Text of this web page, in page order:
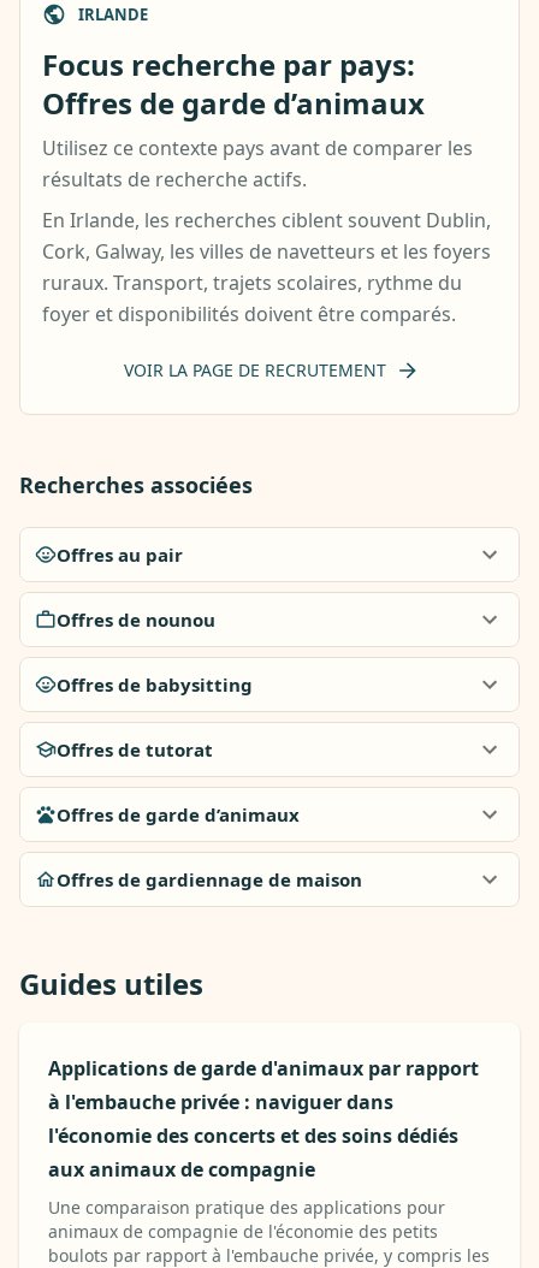
IRLANDE
Focus recherche par pays:
Offres de garde d’animaux
Utilisez ce contexte pays avant de comparer les
résultats de recherche actifs.
En Irlande, les recherches ciblent souvent Dublin,
Cork, Galway, les villes de navetteurs et les foyers
ruraux. Transport, trajets scolaires, rythme du
foyer et disponibilités doivent être comparés.
VOIR LA PAGE DE RECRUTEMENT
Recherches associées
Offres au pair
Offres de nounou
Offres de babysitting
Offres de tutorat
Offres de garde d’animaux
Offres de gardiennage de maison
Guides utiles
Applications de garde d'animaux par rapport
à l'embauche privée : naviguer dans
l'économie des concerts et des soins dédiés
aux animaux de compagnie
Une comparaison pratique des applications pour
animaux de compagnie de l'économie des petits
boulots par rapport à l'embauche privée, y compris les